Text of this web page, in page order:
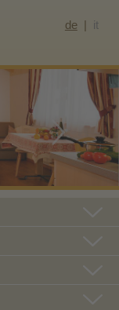
de it